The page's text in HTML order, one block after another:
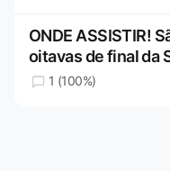
ONDE ASSISTIR!
oitavas de final da
1 (100%)